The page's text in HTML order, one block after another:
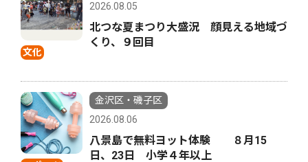
文化
2026.08.05
北つな夏まつり大盛況 顔見える地域づ
くり、９回目
金沢区・磯子区
2026.08.06
八景島で無料ヨット体験 ８月15
日、23日 小学４年以上